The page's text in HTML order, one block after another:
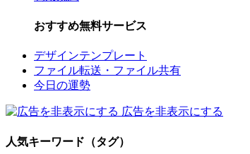
おすすめ無料サービス
デザインテンプレート
ファイル転送・ファイル共有
今日の運勢
広告を非表示にする
人気キーワード（タグ）